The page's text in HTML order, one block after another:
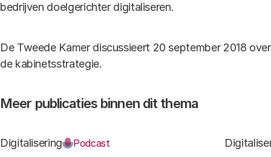
bedrijven doelgerichter digitaliseren.
De Tweede Kamer discussieert 20 september 2018 over
de kabinetsstrategie.
Meer publicaties binnen dit thema
Digitalisering Podcast